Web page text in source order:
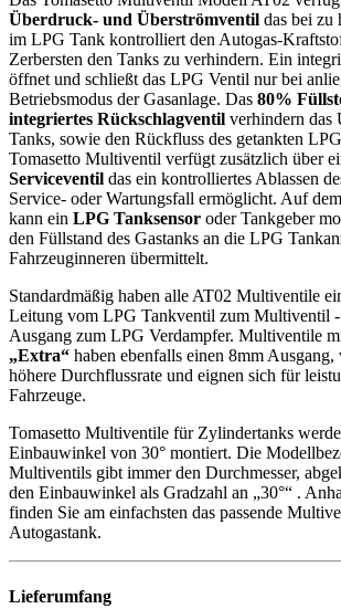
Überdruck- und Überströmventil das bei zu
im LPG Tank kontrolliert den Autogas-
Zerbersten den Tanks zu verhindern. Ein
öffnet und schließt das LPG Ventil nur bei
Betriebsmodus der Gasanlage. Das 80%
integriertes Rückschlagventil verhindern das
Tanks, sowie den Rückfluss des getankten
Tomasetto Multiventil verfügt zusätzlich über
Serviceventil das ein kontrolliertes Ablassen
Service- oder Wartungsfall ermöglicht. Auf
kann ein LPG Tanksensor oder Tankgeber
den Füllstand des Gastanks an die LPG
Fahrzeuginneren übermittelt.
Standardmäßig haben alle AT02 Multiventile
Leitung vom LPG Tankventil zum Multiventil
Ausgang zum LPG Verdampfer. Multiventile
„Extra“ haben ebenfalls einen 8mm
höhere Durchflussrate und eignen sich für
Fahrzeuge.
Tomasetto Multiventile für Zylindertanks
Einbauwinkel von 30° montiert. Die
Multiventils gibt immer den Durchmesser,
den Einbauwinkel als Gradzahl an „30°“ .
finden Sie am einfachsten das passende
Autogastank.
Lieferumfang